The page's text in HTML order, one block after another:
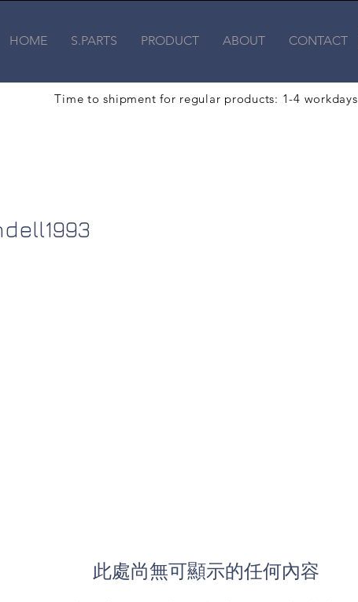
HOME S.PARTS PRODUCT ABOUT CONTACT
Time to shipment for regular products: 1-4 workdays
此處尚無可顯示的任何內容